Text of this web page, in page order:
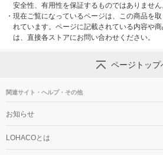
安全性、有用性を保証するものではありません
・ 現在ご覧になっているページは、この商品を
れています。ページに記載されている内容や
は、直接各ストアにお問い合わせください。
ページトップ
関連サイト・ヘルプ・その他
お知らせ
LOHACOとは